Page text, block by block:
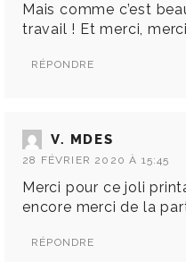
Mais comme c’est
travail ! Et merci,
RÉPONDRE
V. MDES
28 FÉVRIER 2020 À 15:45
Merci pour ce joli
encore merci de la
RÉPONDRE